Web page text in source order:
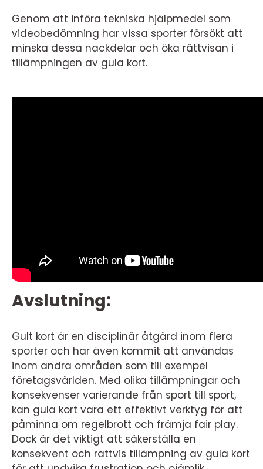
Genom att införa tekniska hjälpmedel som
videobedömning har vissa sporter försökt att
minska dessa nackdelar och öka rättvisan i
tillämpningen av gula kort.
Avslutning:
Gult kort är en disciplinär åtgärd inom flera
sporter och har även kommit att användas
inom andra områden som till exempel
företagsvärlden. Med olika tillämpningar och
konsekvenser varierande från sport till sport,
kan gula kort vara ett effektivt verktyg för att
påminna om regelbrott och främja fair play.
Dock är det viktigt att säkerställa en
konsekvent och rättvis tillämpning av gula kort